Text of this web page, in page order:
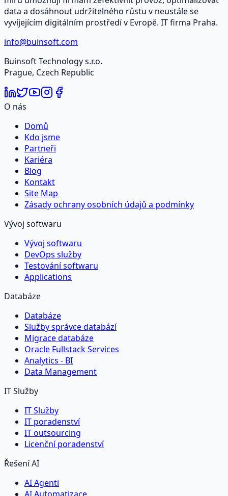
data a dosáhnout udržitelného růstu v neustále se
vyvíjejícím digitálním prostředí v Evropě. IT firma Praha.
info@buinsoft.com
Buinsoft Technology s.r.o.
Prague, Czech Republic
O nás
Domů
Kdo jsme
Partneři
Kariéra
Blog
Kontakt
Site Map
Zásady ochrany osobních údajů a podmínky
Vývoj softwaru
Vývoj softwaru
DevOps služby
Testování softwaru
Applications
Databáze
Databáze
Služby správce databází
Migrace databáze
Oracle Fullstack Services
Analytics - BI
Data Management
IT Služby
IT Služby
IT poradenství
IT outsourcing
Licenční poradenství
Řešení AI
AI Agenti